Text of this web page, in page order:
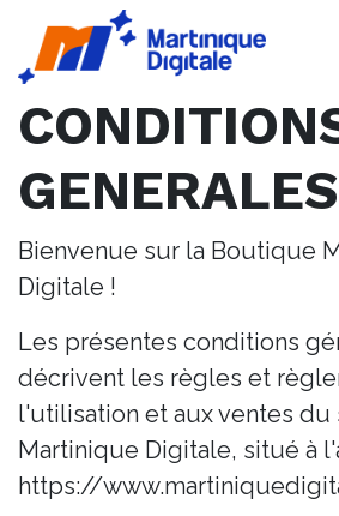
GENERALES
Bienvenue sur la Boutique
Digitale !
Les présentes conditions
décrivent les règles et
l'utilisation et aux ventes du
Martinique Digitale, situé à
https://